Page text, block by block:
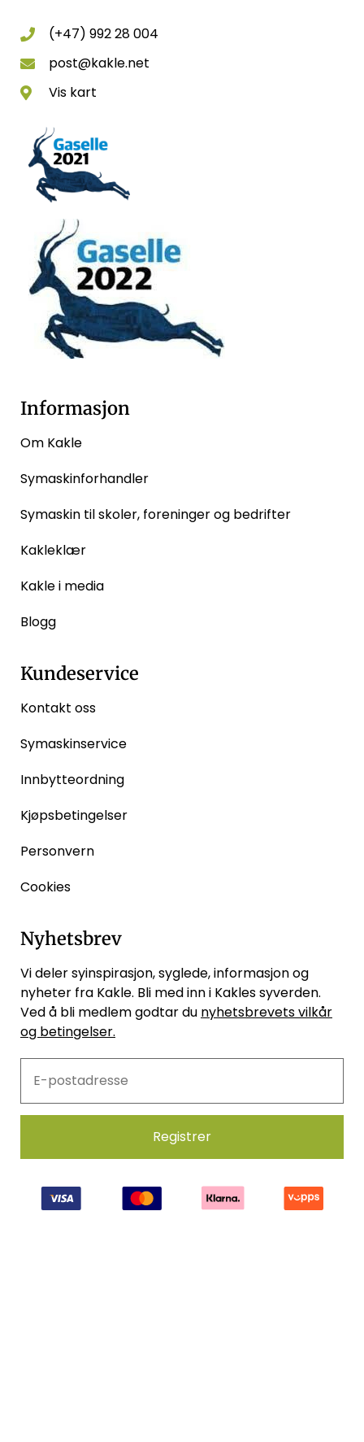
(+47) 992 28 004
post@kakle.net
Vis kart
Informasjon
Om Kakle
Symaskinforhandler
Symaskin til skoler, foreninger og bedrifter
Kakleklær
Kakle i media
Blogg
Kundeservice
Kontakt oss
Symaskinservice
Innbytteordning
Kjøpsbetingelser
Personvern
Cookies
Nyhetsbrev
Vi deler syinspirasjon, syglede, informasjon og
nyheter fra Kakle. Bli med inn i Kakles syverden.
Ved å bli medlem godtar du nyhetsbrevets vilkår
og betingelser.